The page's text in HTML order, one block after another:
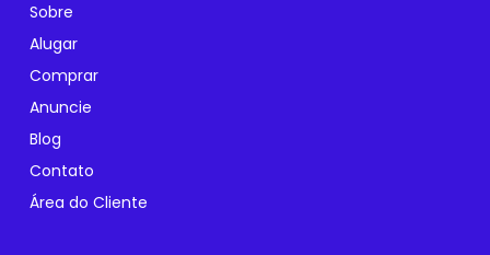
Sobre
Alugar
Comprar
Anuncie
Blog
Contato
Área do Cliente